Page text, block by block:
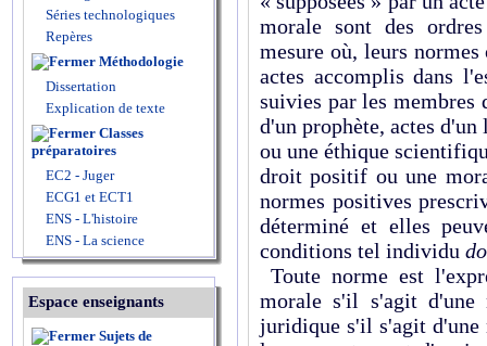
Séries technologiques
Repères
Méthodologie
Dissertation
Explication de texte
Classes
préparatoires
EC2 - Juger
ECG1 et ECT1
ENS - L'histoire
ENS - La science
Espace enseignants
Sujets de
morale sont des
mesure où, leurs normes
actes accomplis dans
suivies par les membres
d'un prophète, actes
ou une éthique
droit positif ou une
normes positives
déterminé et elles
conditions tel individu
Toute norme est
morale s'il s'agit d'une
juridique s'il s'agit d'une